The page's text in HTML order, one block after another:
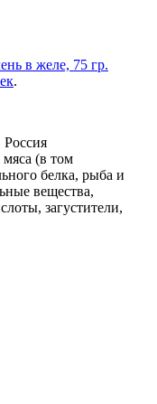
в желе, 75 гр.
.
(в том
белка, рыба и
вещества,
загустители,